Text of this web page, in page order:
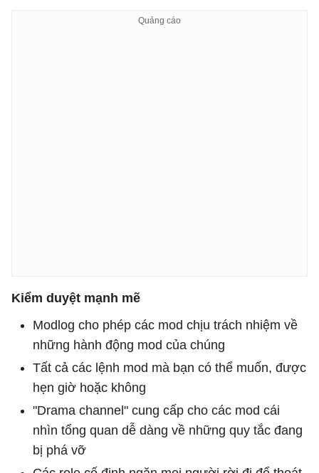
Kiểm duyệt mạnh mẽ
Modlog cho phép các mod chịu trách nhiệm về
những hành động mod của chúng
Tất cả các lệnh mod mà bạn có thể muốn, được
hẹn giờ hoặc không
"Drama channel" cung cấp cho các mod cái
nhìn tổng quan dễ dàng về những quy tắc đang
bị phá vỡ